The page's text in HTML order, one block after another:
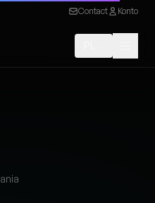
Contact Konto